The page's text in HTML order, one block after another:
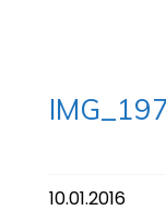
10.01.2016